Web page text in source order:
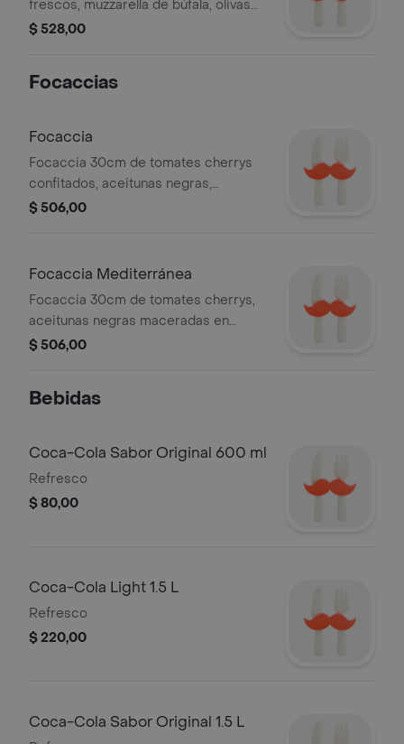
frescos, muzzarella de búfala, olivas
negras, tomates cherrys confitados,
$ 528,00
Focaccias
Focaccia
Focaccia 30cm de tomates cherrys
confitados, aceitunas negras,
pepperoni.
$ 506,00
Focaccia Mediterránea
Focaccia 30cm de tomates cherrys,
aceitunas negras maceradas en
romero, pepperoni, muzzarella de
$ 506,00
Bebidas
Coca-Cola Sabor Original 600 ml
Refresco
$ 80,00
Coca-Cola Light 1.5 L
Refresco
$ 220,00
Coca-Cola Sabor Original 1.5 L